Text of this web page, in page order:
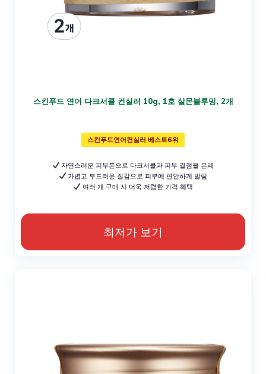
스킨푸드 연어 다크서클 컨실러 10g, 1호 살몬블루밍, 2개
스킨푸드연어컨실러 베스트6위
자연스러운 피부톤으로 다크서클과 피부 결점을 은폐
가볍고 부드러운 질감으로 피부에 편안하게 발림
여러 개 구매 시 더욱 저렴한 가격 혜택
최저가 보기